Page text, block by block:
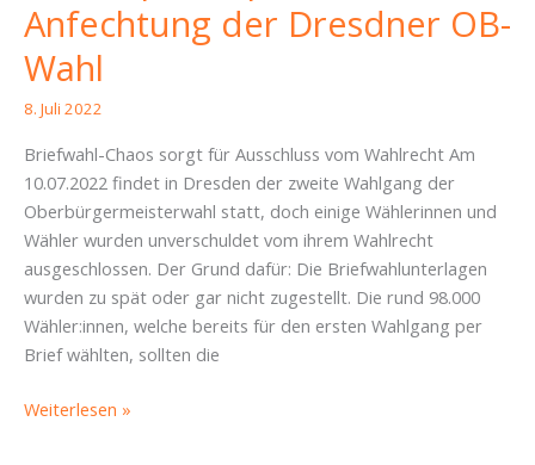
Anfechtung der Dresdner OB-
Wahl
8. Juli 2022
Briefwahl-Chaos sorgt für Ausschluss vom Wahlrecht Am
10.07.2022 findet in Dresden der zweite Wahlgang der
Oberbürgermeisterwahl statt, doch einige Wählerinnen und
Wähler wurden unverschuldet vom ihrem Wahlrecht
ausgeschlossen. Der Grund dafür: Die Briefwahlunterlagen
wurden zu spät oder gar nicht zugestellt. Die rund 98.000
Wähler:innen, welche bereits für den ersten Wahlgang per
Brief wählten, sollten die
Piratenpartei
Weiterlesen »